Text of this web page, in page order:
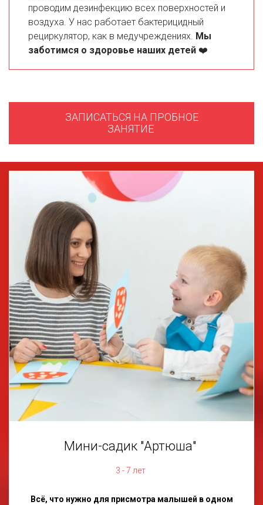
проводим дезинфекцию всех поверхностей и
воздуха. У нас работает бактерицидный
рециркулятор, как в медучреждениях. Мы
заботимся о здоровье наших детей ❤️
ЗАПИСАТЬСЯ НА ПРОБНОЕ
ЗАНЯТИЕ
Мини-садик "Артюша"
3 - 7 лет
Всё, что нужно для присмотра малышей в одном